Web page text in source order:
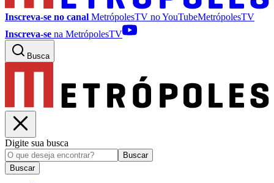
Inscreva-se no canal MetrópolesTV noYouTubeMetrópolesTV
Inscreva-se na MetrópolesTV
Busca
Digite sua busca
Buscar
Buscar